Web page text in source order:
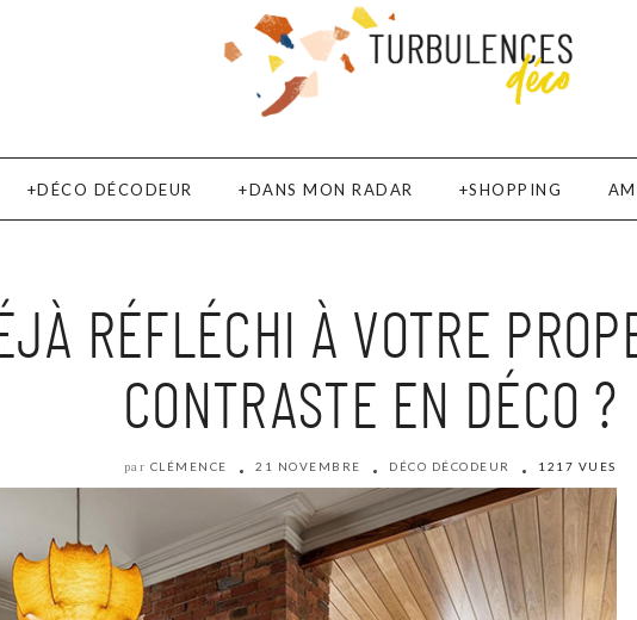
DÉCO DÉCODEUR DANS MON RADAR SHOPPING
RÉFLÉCHI À VOTRE
CONTRASTE EN DÉCO ?
par CLÉMENCE 21 NOVEMBRE DÉCO DÉCODEUR 1217 VUES